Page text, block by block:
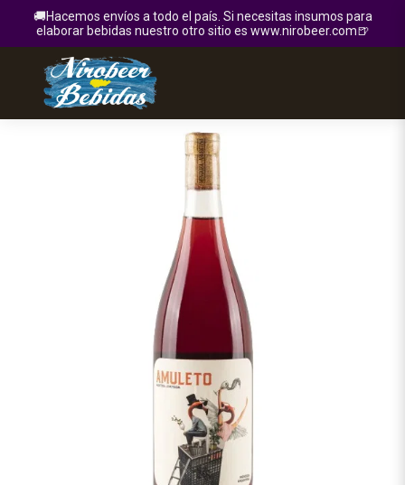
🚚Hacemos envíos a todo el país. Si necesitas insumos para
elaborar bebidas nuestro otro sitio es www.nirobeer.com🍺